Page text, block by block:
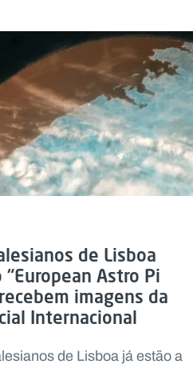
de Lisboa
Astro Pi
imagens da
Internacional
de Lisboa já estão a